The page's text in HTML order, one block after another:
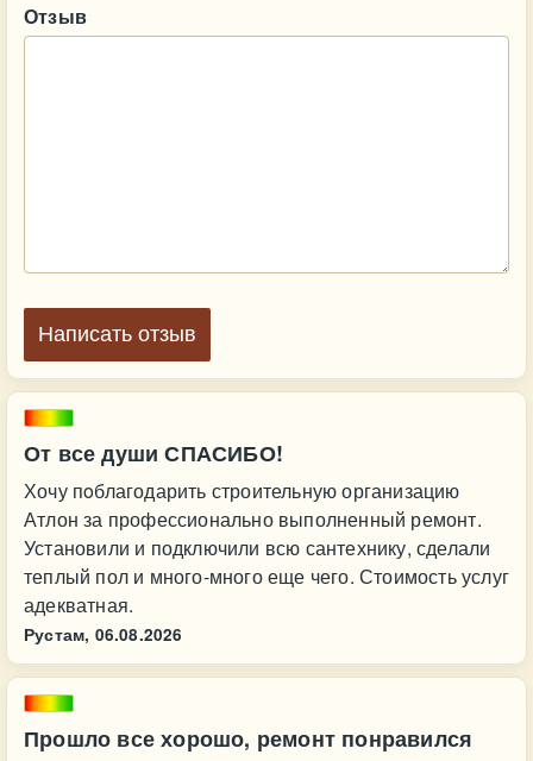
От все души СПАСИБО!
Хочу пoблагодарить строительную организацию
Атлон за профессионально выполненный ремонт.
Установили и подключили всю сантехнику, сделали
теплый пол и много-много еще чего. Стоимость услуг
адекватная.
Рустам, 06.08.2026
Прошло все хорошо, ремонт понравился
Отзыв
Написать отзыв